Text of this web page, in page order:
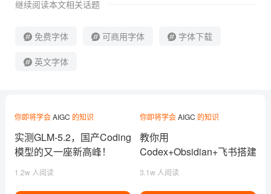
继续阅读本文相关话题
免费字体 可商用字体 字体下载
英文字体
你即将学会AIGC 的知识
实测GLM-5.2，国产Coding
模型的又一座新高峰！
1.2w 人阅读
你即将学会AIGC 的知识
教你用
Codex+Obsidian+飞书搭建
自动化知识库！
3.1w 人阅读